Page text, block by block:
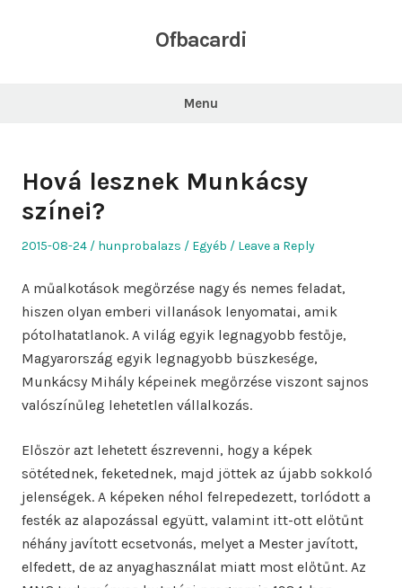
Ofbacardi
Menu
Hová lesznek Munkácsy
színei?
Posted
2015-08-24 Author
hunprobalazs
Posted
Egyéb Leave a Reply
A műalkotások megőrzése nagy és nemes feladat,
hiszen olyan emberi villanások lenyomatai, amik
pótolhatatlanok. A világ egyik legnagyobb festője,
Magyarország egyik legnagyobb büszkesége,
Munkácsy Mihály képeinek megőrzése viszont sajnos
valószínűleg lehetetlen vállalkozás.
Először azt lehetett észrevenni, hogy a képek
sötétednek, feketednek, majd jöttek az újabb sokkoló
jelenségek. A képeken néhol felrepedezett, torlódott a
festék az alapozással együtt, valamint itt-ott előtűnt
néhány javított ecsetvonás, melyet a Mester javított,
elfedett, de az anyaghasználat miatt most előtűnt. Az